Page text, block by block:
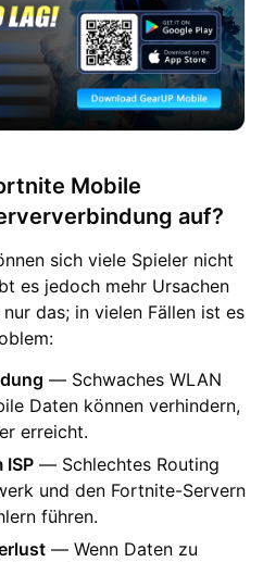
Mobile
auf?
sich viele Spieler nicht
es jedoch mehr Ursachen
das; in vielen Fällen ist es
— Schwaches WLAN
Daten können verhindern,
erreicht.
ISP — Schlechtes Routing
und den Fortnite-Servern
führen.
— Wenn Daten zu